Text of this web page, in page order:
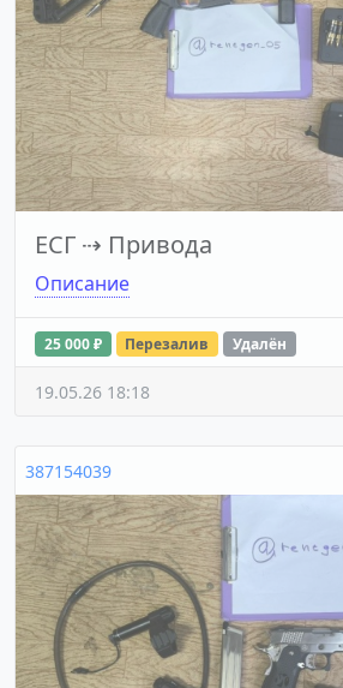
ЕСГ ⇢ Привода
Описание
25 000 ₽ Перезалив Удалён
19.05.26 18:18
387154039